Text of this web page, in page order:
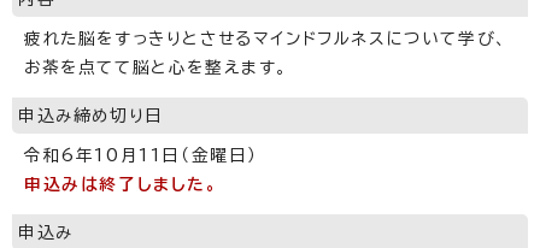
疲れた脳をすっきりとさせるマインドフルネスについて学び、
お茶を点てて脳と心を整えます。
申込み締め切り日
令和6年10月11日（金曜日）
申込みは終了しました。
申込み